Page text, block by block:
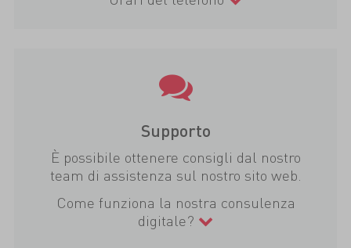
Supporto
È possibile ottenere consigli dal nostro
team di assistenza sul nostro sito web.
Come funziona la nostra consulenza
digitale?